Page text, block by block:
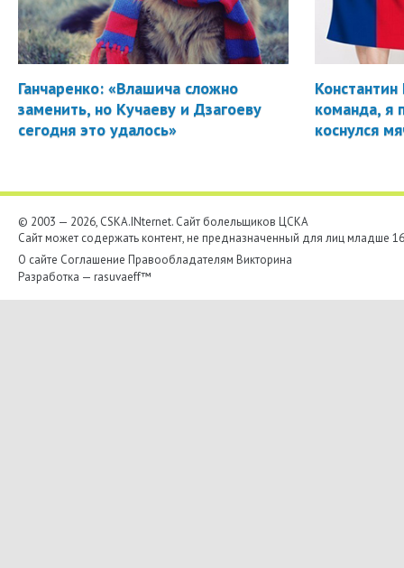
Ганчаренко: «Влашича сложно
заменить, но Кучаеву и Дзагоеву
сегодня это удалось»
Константин
команда, я
коснулся
© 2003 — 2026, CSKA.INternet. Cайт болельщиков ЦСКА
Сайт может содержать контент, не предназначенный для лиц младше
О сайте Соглашение Правообладателям Викторина
Разработка — rasuvaeff™